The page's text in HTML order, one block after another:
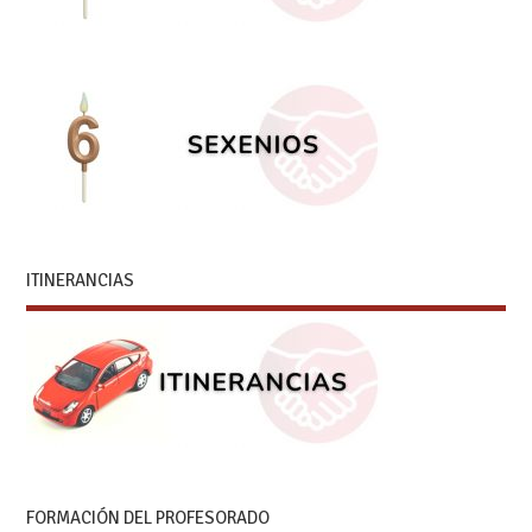
ITINERANCIAS
FORMACIÓN DEL PROFESORADO